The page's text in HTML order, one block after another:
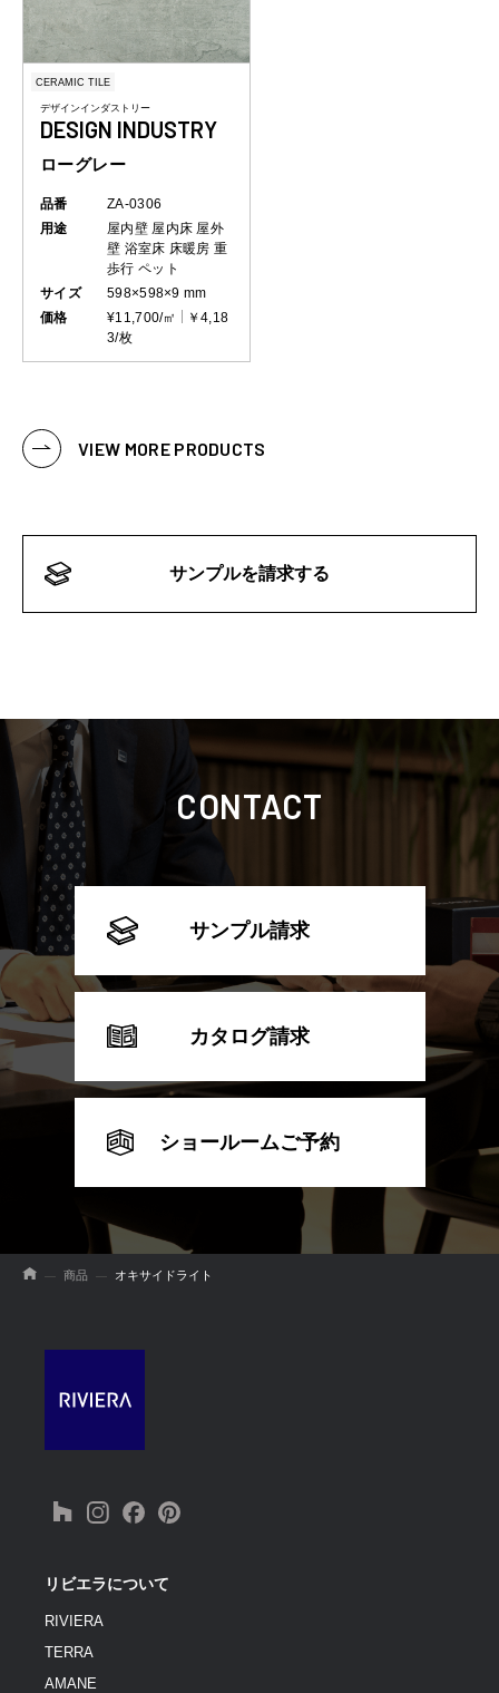
CERAMIC TILE
デザインインダストリー
DESIGN INDUSTRY
ローグレー
品番
ZA-0306
用途
屋内壁 屋内床 屋外
壁 浴室床 床暖房 重
歩行 ペット
サイズ
598×598×9 mm
価格
¥11,700/㎡
￥4,18
3/枚
VIEW MORE PRODUCTS
サンプルを請求する
CONTACT
サンプル請求
カタログ請求
ショールームご予約
商品 オキサイドライト
リビエラについて
RIVIERA
TERRA
AMANE